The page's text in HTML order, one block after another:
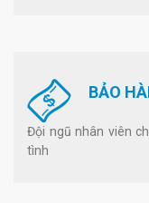
BẢO
Đội ngũ nhân viên
tình